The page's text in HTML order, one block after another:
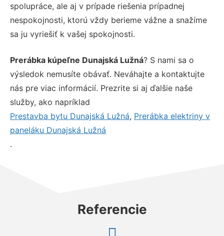
spolupráce, ale aj v prípade riešenia prípadnej
nespokojnosti, ktorú vždy berieme vážne a snažíme
sa ju vyriešiť k vašej spokojnosti.
Prerábka kúpeľne Dunajská Lužná? S nami sa o
výsledok nemusíte obávať. Neváhajte a kontaktujte
nás pre viac informácií. Prezrite si aj ďalšie naše
služby, ako napríklad
Prestavba bytu Dunajská Lužná, Prerábka elektriny v
paneláku Dunajská Lužná
.
Referencie